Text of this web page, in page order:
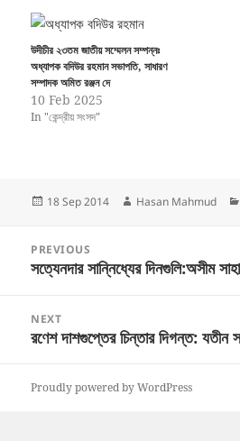
উদীচীর ২৩তম জাতীয় সম্মেলন সম্পন্নঃ
অধ্যাপক বদিউর রহমান সভাপতি, সাধারণ
সম্পাদক অমিত রঞ্জন দে
10 Feb 2025
In "কেন্দ্রীয় সংসদ"
Posted
18 Sep 2014 Author
Hasan Mahmud
navigation
PREVIOUS
Previous
সত্যেনদার সান্নিধ্যের দিনগুলি:অসীম সাহা
NEXT
Next
রণেশ দাশগুপ্তের চিন্তার দিগন্ত: যতীন
Proudly powered by WordPress